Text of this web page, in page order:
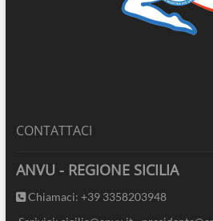
CONTATTACI
ANVU - REGIONE SICILIA
Chiamaci: +39 3358203948